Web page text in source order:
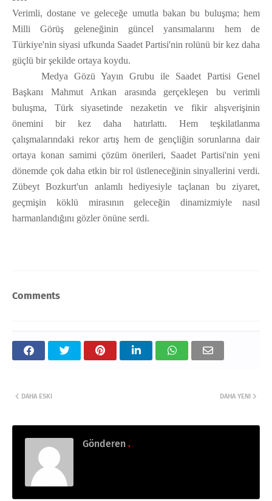
Verimli, dostane ve geleceğe umutla bakan bu buluşma; hem
Milli Görüş geleneğinin güncel yansımalarını hem de
Türkiye'nin siyasi ufkunda Saadet Partisi'nin rolünü bir kez daha
güçlü bir şekilde ortaya koydu.
Medya Gözü Yayın Grubu ile Saadet Partisi Genel
Başkanı Mahmut Arıkan arasında gerçekleşen bu verimli
buluşma, Türk siyasetinde nezaketin ve fikir alışverişinin
önemini bir kez daha hatırlattı. Hem teşkilatlanma
çalışmalarındaki rekor artış hem de gençliğin sorunlarına dair
ortaya konan samimi çözüm önerileri, Saadet Partisi'nin yeni
dönemde çok daha etkin bir rol üstleneceğinin sinyallerini verdi.
Zübeyt Bozkurt'un anlamlı hediyesiyle taçlanan bu ziyaret,
geçmişin köklü mirasının geleceğin dinamizmiyle nasıl
harmanlandığını gözler önüne serdi.
Comments
DAHA YENI
DAHA ESKI
Gönderen .